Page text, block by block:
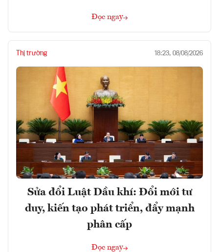
Đọc ngay
Thị trường 18:23, 08/08/2026
Sửa đổi Luật Dầu khí: Đổi mới tư
duy, kiến tạo phát triển, đẩy mạnh
phân cấp
Đọc ngay